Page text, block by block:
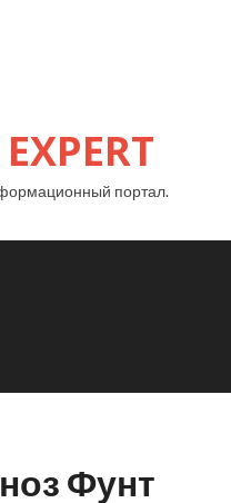
портал.
Фунт